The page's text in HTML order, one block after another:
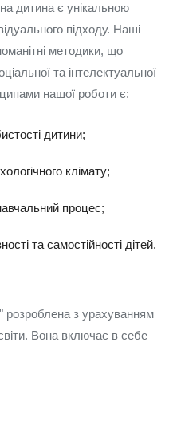
дитина є унікальною
підходу. Наші
методики, що
та інтелектуальної
нашої роботи є:
дитини;
клімату;
процес;
та самостійності дітей.
розроблена з урахуванням
Вона включає в себе